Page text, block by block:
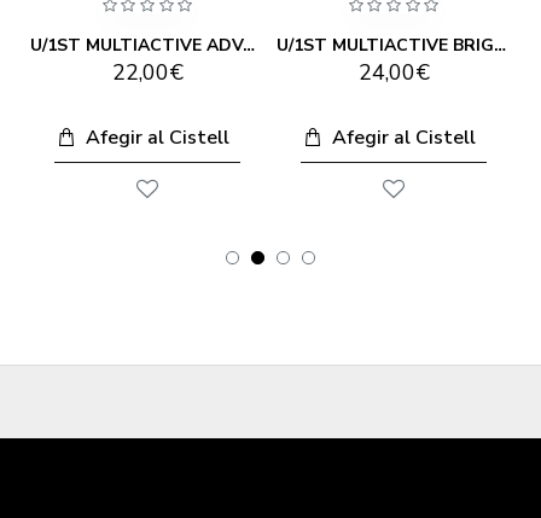
U/1ST MULTIACTIVE ADVANCED LIP SERUM YOU 3G
22,00€
Afegir al Cistell
U/1ST MULTIACTIVE BRIGHTENING CONCEALER 12ML
24,00€
Afegir al Cistell